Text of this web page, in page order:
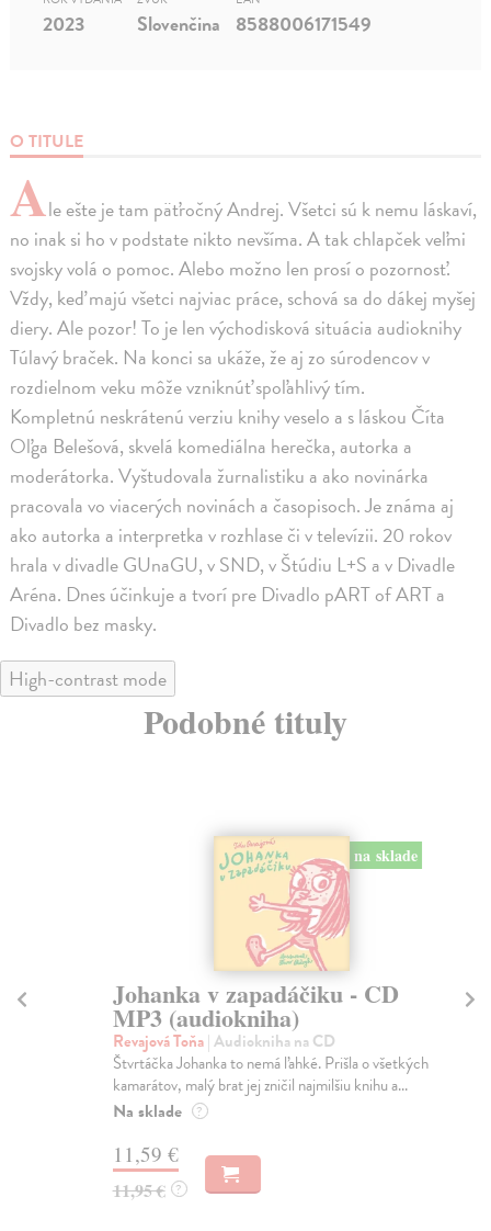
O TITULE
Ale ešte je tam päťročný Andrej. Všetci sú k nemu láskaví,
no inak si ho v podstate nikto nevšíma. A tak chlapček veľmi
svojsky volá o pomoc. Alebo možno len prosí o pozornosť.
Vždy, keď majú všetci najviac práce, schová sa do dákej myšej
diery. Ale pozor! To je len východisková situácia audioknihy
Túlavý braček. Na konci sa ukáže, že aj zo súrodencov v
rozdielnom veku môže vzniknúť spoľahlivý tím.
Kompletnú neskrátenú verziu knihy veselo a s láskou Číta
Oľga Belešová, skvelá komediálna herečka, autorka a
moderátorka. Vyštudovala žurnalistiku a ako novinárka
pracovala vo viacerých novinách a časopisoch. Je známa aj
ako autorka a interpretka v rozhlase či v televízii. 20 rokov
hrala v divadle GUnaGU, v SND, v Štúdiu L+S a v Divadle
Aréna. Dnes účinkuje a tvorí pre Divadlo pART of ART a
Divadlo bez masky.
2023 Slovenčina 8588006171549
High-contrast mode
Podobné tituly
na sklade
Johanka v zapadáčiku - CD
MP3 (audiokniha)
Revajová Toňa| Audiokniha na CD
Štvrtáčka Johanka to nemá ľahké. Prišla o všetkých
kamarátov, malý brat jej zničil najmilšiu knihu a...
Na sklade ?
11,59 €
11,95 € ?